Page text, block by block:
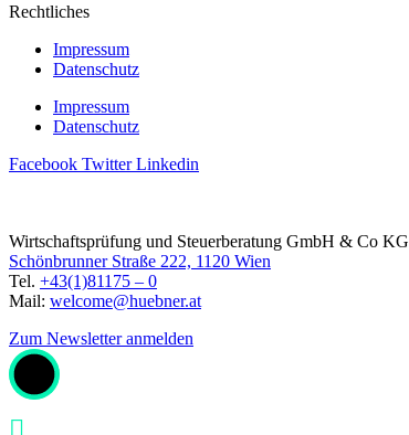
Rechtliches
Impressum
Datenschutz
Impressum
Datenschutz
Facebook Twitter Linkedin
Wirtschaftsprüfung und Steuerberatung GmbH & Co KG
Schönbrunner Straße 222, 1120 Wien
Tel. +43(1)81175 – 0
Mail: welcome@huebner.at
Zum Newsletter anmelden